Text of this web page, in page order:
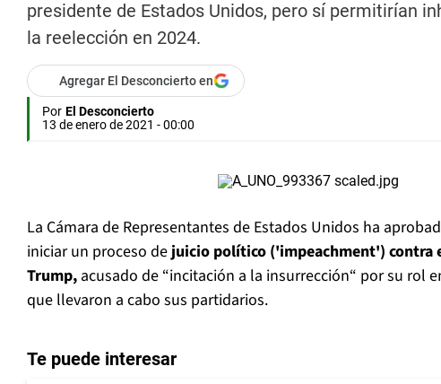
presidente de Estados Unidos, pero sí permitirían
la reelección en 2024.
Agregar El Desconcierto en
Por El Desconcierto
13 de enero de 2021 - 00:00
La Cámara de Representantes de Estados Unidos ha
iniciar un proceso dejuicio político ('impeachment') contra
Trump, acusado de “incitación a la insurrección“ por su rol
que llevaron a cabo sus partidarios.
Te puede interesar